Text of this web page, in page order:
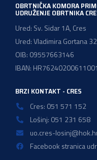
OBRTNIČKA KOMORA
UDRUŽENJE OBRTNIKA
Ured: Sv. Sidar 1A, Cres
Ured: Vladimira Gortana
OIB: 09557663146
IBAN:
BRZI KONTAKT - CRES
Cres: 051 571 152
Lošinj: 051 231 658
uo.cres-
Facebook stranica